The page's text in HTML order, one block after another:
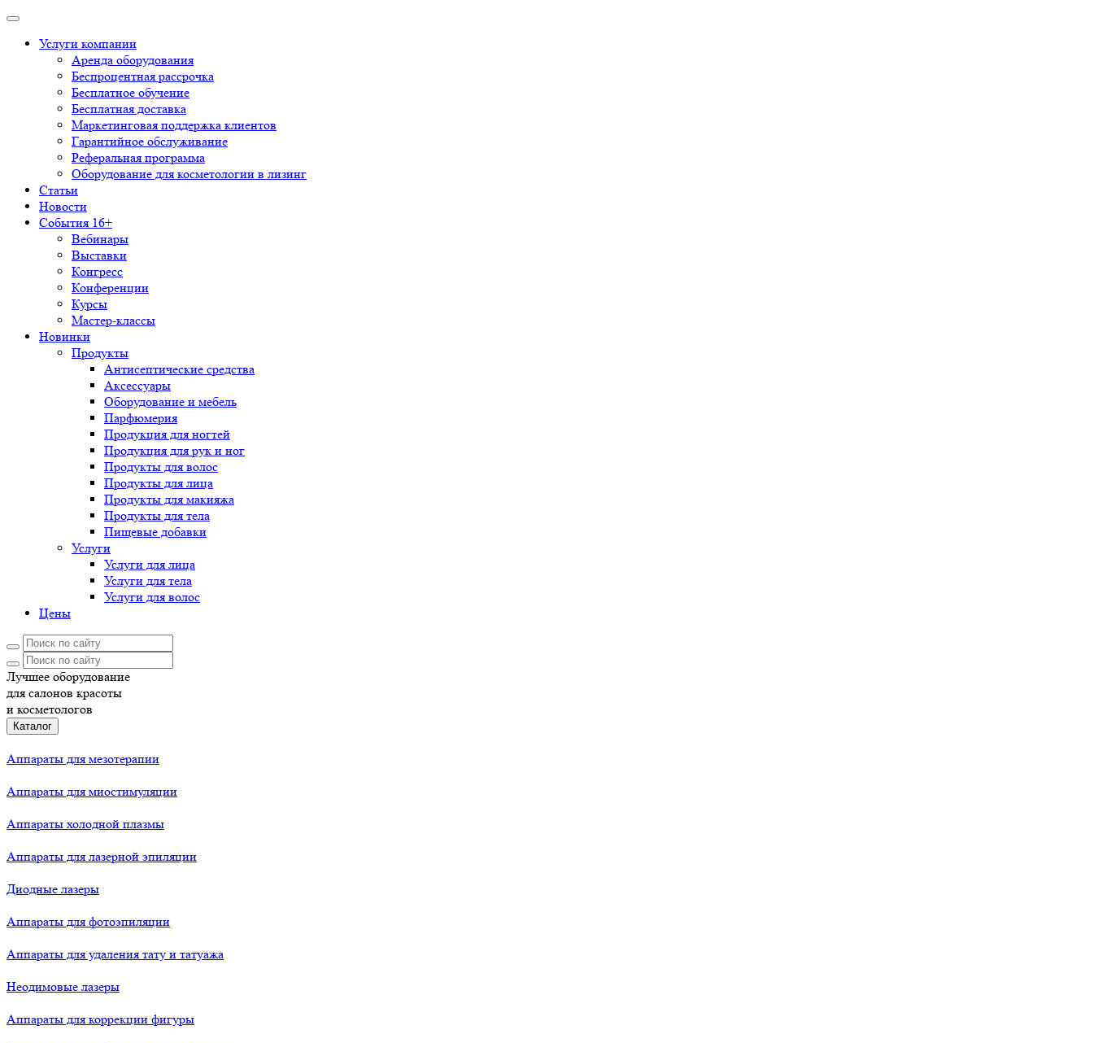
Услуги компании
Аренда оборудования
Беспроцентная рассрочка
Бесплатное обучение
Бесплатная доставка
Маркетинговая поддержка клиентов
Гарантийное обслуживание
Реферальная программа
Оборудование для косметологии в лизинг
Статьи
Новости
События 16+
Вебинары
Выставки
Конгресс
Конференции
Курсы
Мастер-классы
Новинки
Продукты
Антисептические средства
Аксессуары
Оборудование и мебель
Парфюмерия
Продукция для ногтей
Продукция для рук и ног
Продукты для волос
Продукты для лица
Продукты для макияжа
Продукты для тела
Пищевые добавки
Услуги
Услуги для лица
Услуги для тела
Услуги для волос
Цены
Лучшее оборудование
для салонов красоты
и косметологов
Каталог
Аппараты для мезотерапии
Аппараты для миостимуляции
Аппараты холодной плазмы
Аппараты для лазерной эпиляции
Диодные лазеры
Аппараты для фотоэпиляции
Аппараты для удаления тату и татуажа
Неодимовые лазеры
Аппараты для коррекции фигуры